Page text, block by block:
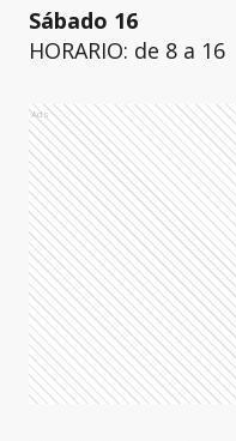
Sábado 16
HORARIO: de 8 a 16
Ads